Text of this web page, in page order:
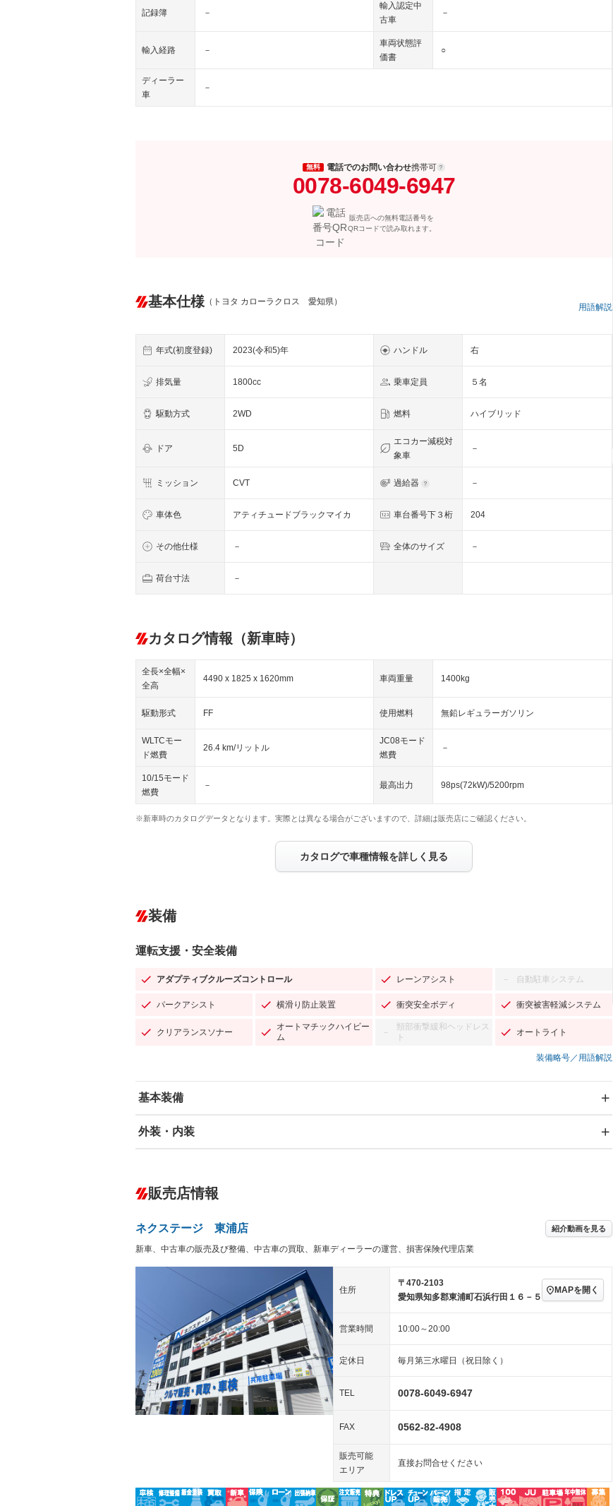
記録簿 －
輸入認定中
古車
－
輸入経路 －
車両状態評
価書
○
ディーラー
車
－
無料 電話でのお問い合わせ携帯可
0078-6049-6947
販売店への無料電話番号を
QRコードで読み取れます。
基本仕様 （トヨタ カローラクロス 愛知県）
用語解説
年式(初度登録) 2023(令和5)年 ハンドル 右
排気量 1800cc 乗車定員 ５名
駆動方式 2WD 燃料 ハイブリッド
ドア 5D
エコカー減税対
象車
－
ミッション CVT 過給器 －
車体色 アティチュードブラックマイカ 車台番号下３桁 204
その他仕様 － 全体のサイズ －
荷台寸法 －
カタログ情報（新車時）
全長×全幅×
全高
4490 x 1825 x 1620mm 車両重量 1400kg
駆動形式 FF 使用燃料 無鉛レギュラーガソリン
WLTCモー
ド燃費
26.4 km/リットル
JC08モード
燃費
－
10/15モード
燃費
－ 最高出力 98ps(72kW)/5200rpm
※新車時のカタログデータとなります。実際とは異なる場合がございますので、詳細は販売店にご確認ください。
カタログで車種情報を詳しく見る
装備
運転支援・安全装備
アダプティブクルーズコントロール レーンアシスト － 自動駐車システム
パークアシスト 横滑り防止装置 衝突安全ボディ 衝突被害軽減システム
クリアランスソナー
オートマチックハイビー
ム
－
頸部衝撃緩和ヘッドレス
ト
オートライト
装備略号／用語解説
基本装備
エアバッグ：運転席/助手席/サイド
－ ダウンヒルアシストコントロール
Bluetooth接続 センターデフロック
装備略号／用語解説
外装・内装
オーディオ：ミュージックプレイヤー接続可
－
ヘッドライトウォッシャ
ー
キーレス
LEDヘッドランプ － HID(キセノンライト) － ポータブルナビ
ETC2.0 エアロ スマートキー ローダウン
パワーシート 3列シート － ベンチシート
フルフラットシート － チップアップシート オットマン
シートヒーター － ウォークスルー 後席モニター
フロントカメラ － シートエアコン
ルーフレール － エアサスペンション
販売店情報
ネクステージ 東浦店 紹介動画を見る
新車、中古車の販売及び整備、中古車の買取、新車ディーラーの運営、損害保険代理店業
住所
〒470-2103
愛知県知多郡東浦町石浜行田１６－５
MAPを開く
営業時間 10:00～20:00
定休日 毎月第三水曜日（祝日除く）
TEL 0078-6049-6947
FAX 0562-82-4908
販売可能
エリア
直接お問合せください